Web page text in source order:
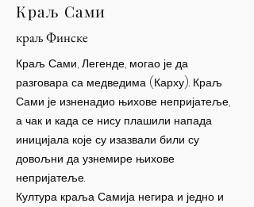
Краљ Сами
краљ Финске
Краљ Сами, Легенде, могао је да
разговара са медведима (Карху). Краљ
Сами је изненадио њихове непријатеље,
а чак и када се нису плашили напада
иницијала које су изазвали били су
довољни да узнемире њихове
непријатеље.
Култура краља Самија негира и једно и